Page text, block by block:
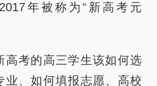
年被称为“新高考元
高考的高三学生该如何选
业、如何填报志愿、高校